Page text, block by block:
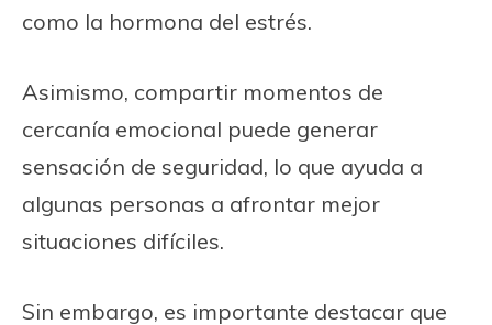
como la hormona del estrés.
Asimismo, compartir momentos de
cercanía emocional puede generar
sensación de seguridad, lo que ayuda a
algunas personas a afrontar mejor
situaciones difíciles.
Sin embargo, es importante destacar que